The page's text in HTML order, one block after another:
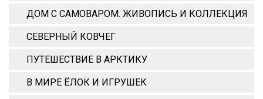
ДОМ С САМОВАРОМ. ЖИВОПИСЬ И КОЛЛЕКЦИЯ
СЕВЕРНЫЙ КОВЧЕГ
ПУТЕШЕСТВИЕ В АРКТИКУ
В МИРЕ ЁЛОК И ИГРУШЕК